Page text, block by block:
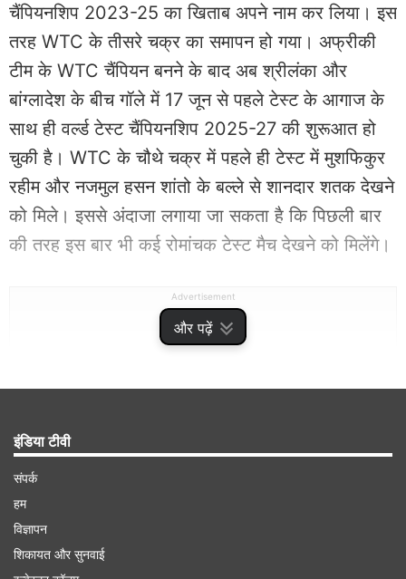
और पढ़ें
चैंपियनशिप 2023-25 का खिताब अपने नाम कर लिया। इस
तरह WTC के तीसरे चक्र का समापन हो गया। अफ्रीकी
टीम के WTC चैंपियन बनने के बाद अब श्रीलंका और
बांग्लादेश के बीच गॉले में 17 जून से पहले टेस्ट के आगाज के
साथ ही वर्ल्ड टेस्ट चैंपियनशिप 2025-27 की शुरूआत हो
चुकी है। WTC के चौथे चक्र में पहले ही टेस्ट में मुशफिकुर
रहीम और नजमुल हसन शांतो के बल्ले से शानदार शतक देखने
को मिले। इससे अंदाजा लगाया जा सकता है कि पिछली बार
की तरह इस बार भी कई रोमांचक टेस्ट मैच देखने को मिलेंगे।
Advertisement
भारतीय टीम खेलेगी 18 टेस्ट मैच
इंडिया टीवी
संपर्क
हम
विज्ञापन
शिकायत और सुनवाई